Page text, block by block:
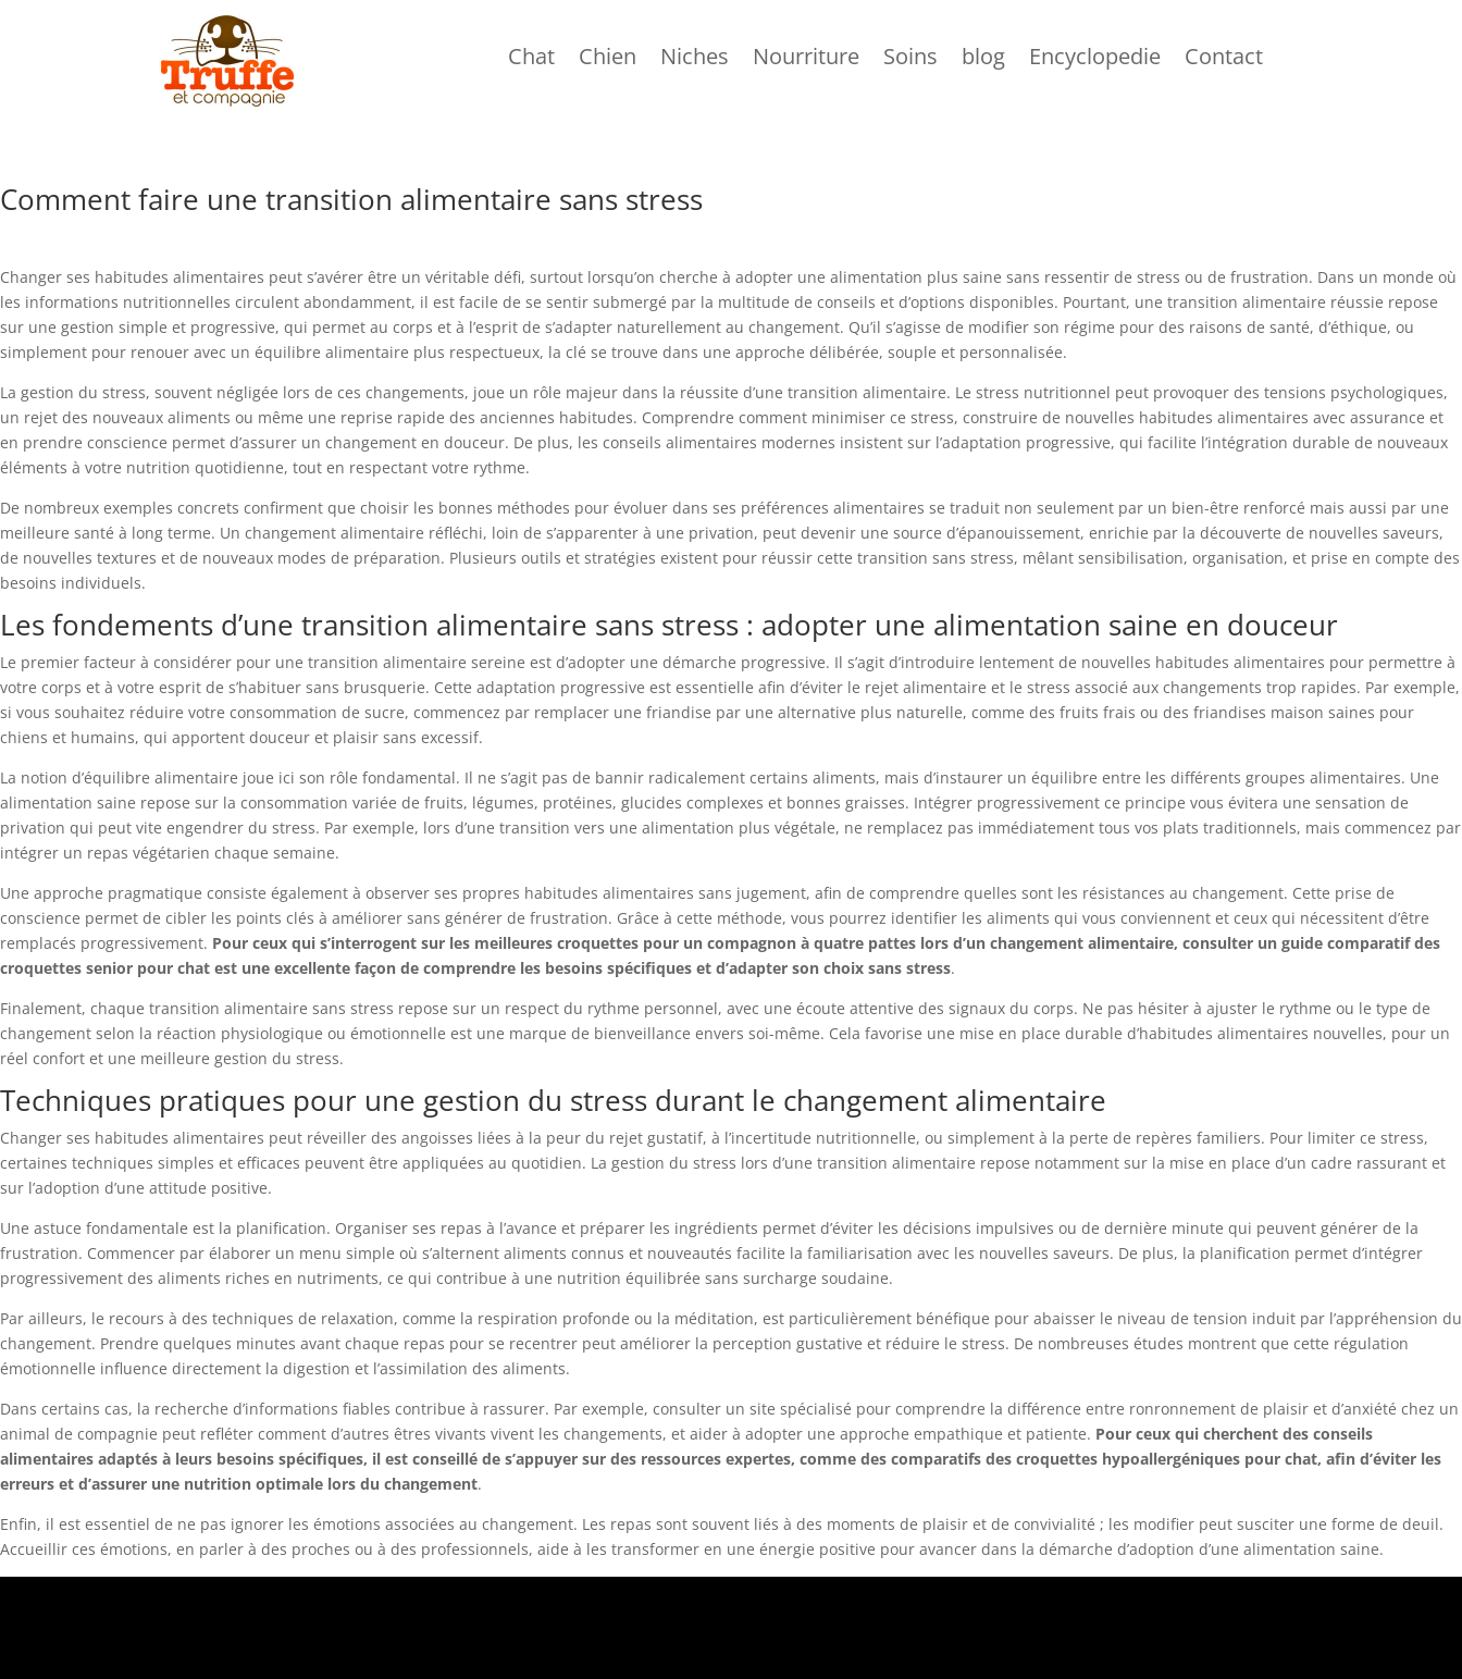
Chat Chien Niches Nourriture Soins blog Encyclopedie Contact
Comment faire une transition alimentaire sans stress
Changer ses habitudes alimentaires peut s’avérer être un véritable défi, surtout lorsqu’on cherche à adopter une alimentation plus saine sans ressentir de stress ou de frustration. Dans un monde où
les informations nutritionnelles circulent abondamment, il est facile de se sentir submergé par la multitude de conseils et d’options disponibles. Pourtant, une transition alimentaire réussie repose
sur une gestion simple et progressive, qui permet au corps et à l’esprit de s’adapter naturellement au changement. Qu’il s’agisse de modifier son régime pour des raisons de santé, d’éthique, ou
simplement pour renouer avec un équilibre alimentaire plus respectueux, la clé se trouve dans une approche délibérée, souple et personnalisée.
La gestion du stress, souvent négligée lors de ces changements, joue un rôle majeur dans la réussite d’une transition alimentaire. Le stress nutritionnel peut provoquer des tensions psychologiques,
un rejet des nouveaux aliments ou même une reprise rapide des anciennes habitudes. Comprendre comment minimiser ce stress, construire de nouvelles habitudes alimentaires avec assurance et
en prendre conscience permet d’assurer un changement en douceur. De plus, les conseils alimentaires modernes insistent sur l’adaptation progressive, qui facilite l’intégration durable de nouveaux
éléments à votre nutrition quotidienne, tout en respectant votre rythme.
De nombreux exemples concrets confirment que choisir les bonnes méthodes pour évoluer dans ses préférences alimentaires se traduit non seulement par un bien-être renforcé mais aussi par une
meilleure santé à long terme. Un changement alimentaire réfléchi, loin de s’apparenter à une privation, peut devenir une source d’épanouissement, enrichie par la découverte de nouvelles saveurs,
de nouvelles textures et de nouveaux modes de préparation. Plusieurs outils et stratégies existent pour réussir cette transition sans stress, mêlant sensibilisation, organisation, et prise en compte des
besoins individuels.
Les fondements d’une transition alimentaire sans stress : adopter une alimentation saine en douceur
Le premier facteur à considérer pour une transition alimentaire sereine est d’adopter une démarche progressive. Il s’agit d’introduire lentement de nouvelles habitudes alimentaires pour permettre à
votre corps et à votre esprit de s’habituer sans brusquerie. Cette adaptation progressive est essentielle afin d’éviter le rejet alimentaire et le stress associé aux changements trop rapides. Par exemple,
si vous souhaitez réduire votre consommation de sucre, commencez par remplacer une friandise par une alternative plus naturelle, comme des fruits frais ou des friandises maison saines pour
chiens et humains, qui apportent douceur et plaisir sans excessif.
La notion d’équilibre alimentaire joue ici son rôle fondamental. Il ne s’agit pas de bannir radicalement certains aliments, mais d’instaurer un équilibre entre les différents groupes alimentaires. Une
alimentation saine repose sur la consommation variée de fruits, légumes, protéines, glucides complexes et bonnes graisses. Intégrer progressivement ce principe vous évitera une sensation de
privation qui peut vite engendrer du stress. Par exemple, lors d’une transition vers une alimentation plus végétale, ne remplacez pas immédiatement tous vos plats traditionnels, mais commencez par
intégrer un repas végétarien chaque semaine.
Une approche pragmatique consiste également à observer ses propres habitudes alimentaires sans jugement, afin de comprendre quelles sont les résistances au changement. Cette prise de
conscience permet de cibler les points clés à améliorer sans générer de frustration. Grâce à cette méthode, vous pourrez identifier les aliments qui vous conviennent et ceux qui nécessitent d’être
remplacés progressivement. Pour ceux qui s’interrogent sur les meilleures croquettes pour un compagnon à quatre pattes lors d’un changement alimentaire, consulter un guide comparatif des
croquettes senior pour chat est une excellente façon de comprendre les besoins spécifiques et d’adapter son choix sans stress.
Finalement, chaque transition alimentaire sans stress repose sur un respect du rythme personnel, avec une écoute attentive des signaux du corps. Ne pas hésiter à ajuster le rythme ou le type de
changement selon la réaction physiologique ou émotionnelle est une marque de bienveillance envers soi-même. Cela favorise une mise en place durable d’habitudes alimentaires nouvelles, pour un
réel confort et une meilleure gestion du stress.
Techniques pratiques pour une gestion du stress durant le changement alimentaire
Changer ses habitudes alimentaires peut réveiller des angoisses liées à la peur du rejet gustatif, à l’incertitude nutritionnelle, ou simplement à la perte de repères familiers. Pour limiter ce stress,
certaines techniques simples et efficaces peuvent être appliquées au quotidien. La gestion du stress lors d’une transition alimentaire repose notamment sur la mise en place d’un cadre rassurant et
sur l’adoption d’une attitude positive.
Une astuce fondamentale est la planification. Organiser ses repas à l’avance et préparer les ingrédients permet d’éviter les décisions impulsives ou de dernière minute qui peuvent générer de la
frustration. Commencer par élaborer un menu simple où s’alternent aliments connus et nouveautés facilite la familiarisation avec les nouvelles saveurs. De plus, la planification permet d’intégrer
progressivement des aliments riches en nutriments, ce qui contribue à une nutrition équilibrée sans surcharge soudaine.
Par ailleurs, le recours à des techniques de relaxation, comme la respiration profonde ou la méditation, est particulièrement bénéfique pour abaisser le niveau de tension induit par l’appréhension du
changement. Prendre quelques minutes avant chaque repas pour se recentrer peut améliorer la perception gustative et réduire le stress. De nombreuses études montrent que cette régulation
émotionnelle influence directement la digestion et l’assimilation des aliments.
Dans certains cas, la recherche d’informations fiables contribue à rassurer. Par exemple, consulter un site spécialisé pour comprendre la différence entre ronronnement de plaisir et d’anxiété chez un
animal de compagnie peut refléter comment d’autres êtres vivants vivent les changements, et aider à adopter une approche empathique et patiente. Pour ceux qui cherchent des conseils
alimentaires adaptés à leurs besoins spécifiques, il est conseillé de s’appuyer sur des ressources expertes, comme des comparatifs des croquettes hypoallergéniques pour chat, afin d’éviter les
erreurs et d’assurer une nutrition optimale lors du changement.
Enfin, il est essentiel de ne pas ignorer les émotions associées au changement. Les repas sont souvent liés à des moments de plaisir et de convivialité ; les modifier peut susciter une forme de deuil.
Accueillir ces émotions, en parler à des proches ou à des professionnels, aide à les transformer en une énergie positive pour avancer dans la démarche d’adoption d’une alimentation saine.